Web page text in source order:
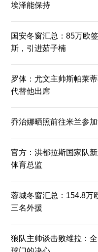
埃泽能保持
国安冬窗汇总：85万欧
斯，引进茹子楠
罗体：尤文主帅斯帕莱
代替他出席
乔治娜晒照前往米兰参
官方：洪都拉斯国家队
体育总监
蓉城冬窗汇总：154.8万
三名外援
狼队主帅谈击败维拉：